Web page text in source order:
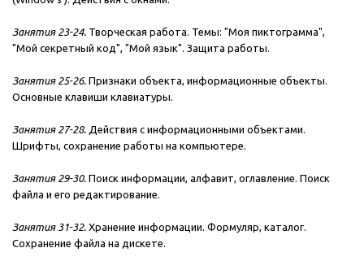
Занятия 23-24. Творческая работа. Темы: "Моя пиктограмма",
"Мой секретный код", "Мой язык". Защита работы.
Занятия 25-26. Признаки объекта, информационные объекты.
Основные клавиши клавиатуры.
Занятия 27-28. Действия с информационными объектами.
Шрифты, сохранение работы на компьютере.
Занятия 29-30. Поиск информации, алфавит, оглавление. Поиск
файла и его редактирование.
Занятия 31-32. Хранение информации. Формуляр, каталог.
Сохранение файла на дискете.